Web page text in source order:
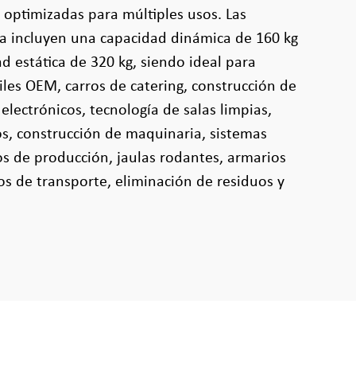
para múltiples usos. Las
incluyen una capacidad dinámica de 160 kg
estática de 320 kg, siendo ideal para
OEM, carros de catering, construcción de
tecnología de salas limpias,
construcción de maquinaria, sistemas
de producción, jaulas rodantes, armarios
de transporte, eliminación de residuos y